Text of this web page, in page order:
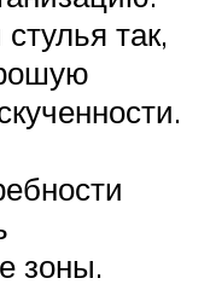
так,
зоны.